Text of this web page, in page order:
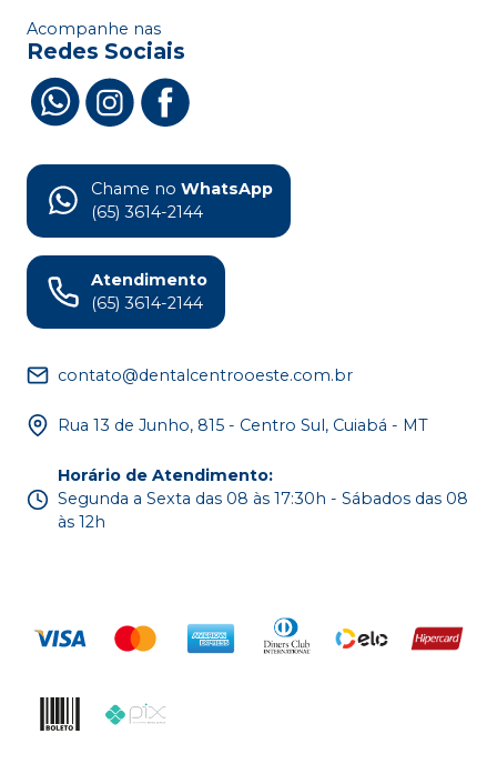
Acompanhe nas
Redes Sociais
Chame no WhatsApp
(65) 3614-2144
Atendimento
(65) 3614-2144
contato@dentalcentrooeste.com.br
Rua 13 de Junho, 815 - Centro Sul, Cuiabá - MT
Horário de Atendimento:
Segunda a Sexta das 08 às 17:30h - Sábados das 08
às 12h